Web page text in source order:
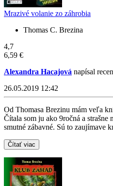
Mrazivé volanie zo záhrobia
Thomas C. Brezina
4,7
6,59 €
Alexandra Hacajová napísal
26.05.2019 12:42
Od Thomasa Brezinu mám veľa
Čítala som ju ako 9ročná a strašne
smutné zábavné. Sú to zaujímave
Čítať viac